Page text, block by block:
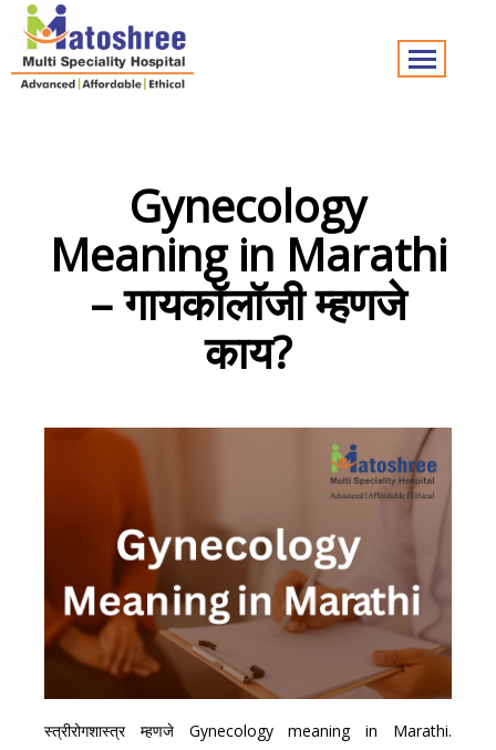
Gynecology
Meaning in Marathi
– गायकॉलॉजी म्हणजे
काय?
स्त्रीरोगशास्त्र म्हणजे Gynecology meaning in Marathi.